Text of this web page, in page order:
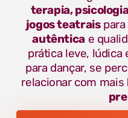
terapia,
jogos teatraispara
autêntica e
prática leve, lúdica
para dançar, se
relacionar com mais